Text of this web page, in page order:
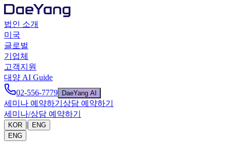
법인 소개
미국
글로벌
기업체
고객지원
대양 AI Guide
02-556-7779
DaeYang AI
세미나 예약하기 상담 예약하기
세미나/상담 예약하기
KOR |
ENG
ENG